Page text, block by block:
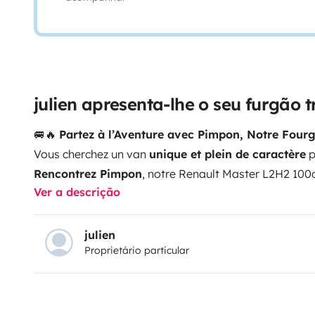
julien apresenta-lhe o seu furgão
🚐🔥 Partez à l’Aventure avec Pimpon, Notre
Vous cherchez un van unique et plein de caractère
Rencontrez Pimpon, notre Renault Master L2H2
transformé avec passion en véritable cocon sur
faible kilométrage, il vous accompagnera partout,
Van Autonome et Tout Confort
batterie auxiliaire reliée à l’alternateur → au moins
king-size: Extension intégrée pour un confort
Ver a descrição
julien
Proprietário particular